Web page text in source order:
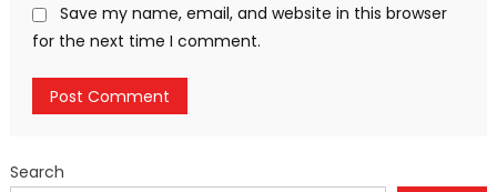
Save my name, email, and website in this browser
for the next time I comment.
Search